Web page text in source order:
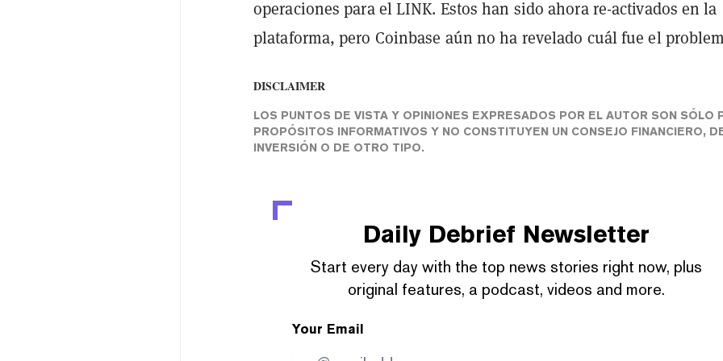
operaciones para el LINK. Estos han sido ahora re-activados en la
plataforma, pero Coinbase aún no ha revelado cuál fue el
DISCLAIMER
LOS PUNTOS DE VISTA Y OPINIONES EXPRESADOS POR EL AUTOR SON SÓLO
PROPÓSITOS INFORMATIVOS Y NO CONSTITUYEN UN CONSEJO FINANCIERO,
INVERSIÓN O DE OTRO TIPO.
Daily Debrief Newsletter
Start every day with the top news stories right now, plus
original features, a podcast, videos and more.
Your Email